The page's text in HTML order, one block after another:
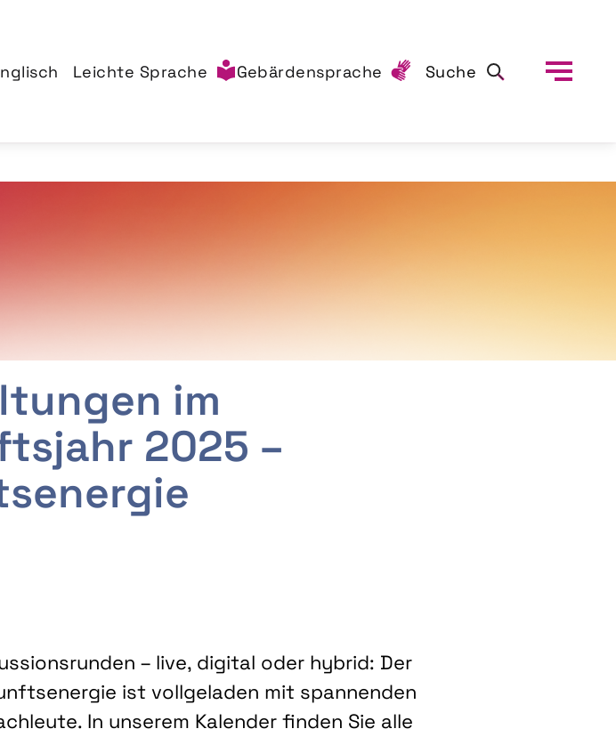
Leichte Sprache Gebärdensprache Suche
im
2025 –
– live, digital oder hybrid: Der
ist vollgeladen mit spannenden
In unserem Kalender finden Sie alle